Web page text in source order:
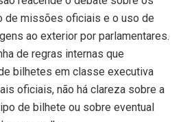
de missões oficiais e o uso de
ao exterior por parlamentares.
de regras internas que
bilhetes em classe executiva
oficiais, não há clareza sobre a
de bilhete ou sobre eventual